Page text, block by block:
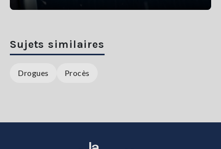
Sujets similaires
Drogues Procès